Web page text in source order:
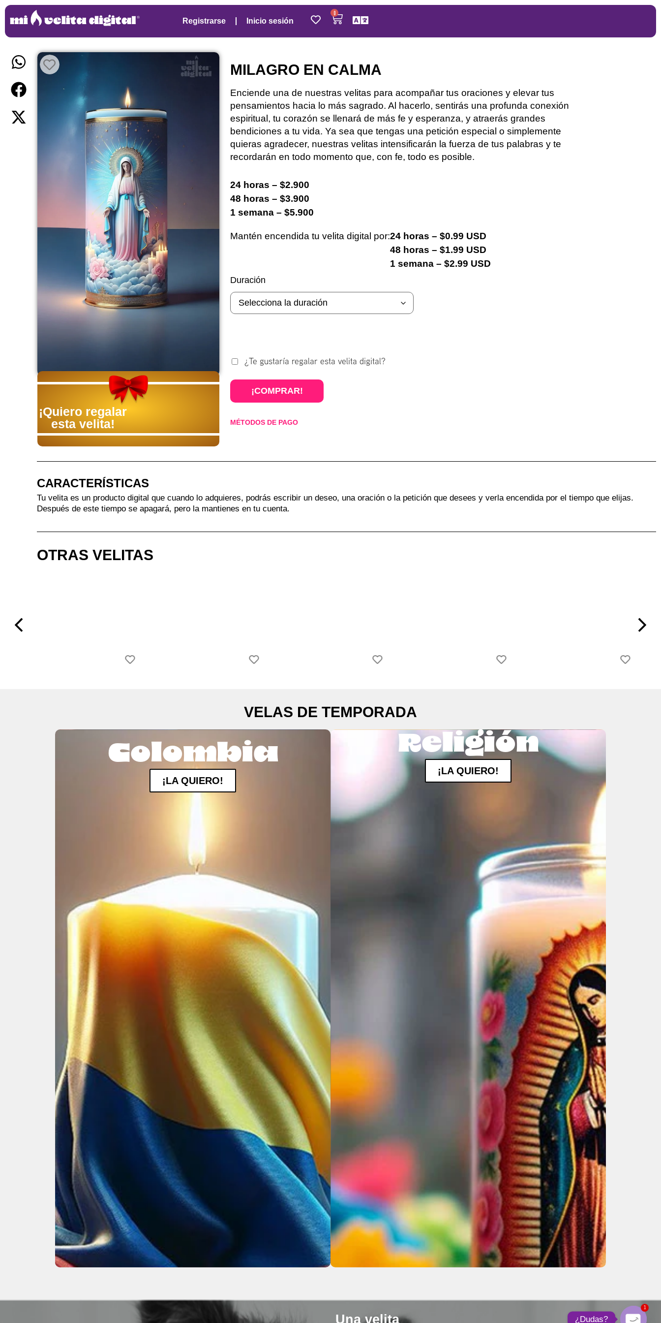
Registrarse Inicio sesión
0
¡Quiero regalar
esta velita!
MILAGRO EN CALMA
Enciende una de nuestras velitas para acompañar tus oraciones y elevar tus
pensamientos hacia lo más sagrado. Al hacerlo, sentirás una profunda conexión
espiritual, tu corazón se llenará de más fe y esperanza, y atraerás grandes
bendiciones a tu vida. Ya sea que tengas una petición especial o simplemente
quieras agradecer, nuestras velitas intensificarán la fuerza de tus palabras y te
recordarán en todo momento que, con fe, todo es posible.
24 horas – $2.900
48 horas – $3.900
1 semana – $5.900
Mantén encendida tu velita digital por:24 horas – $0.99 USD
48 horas – $1.99 USD
1 semana – $2.99 USD
Duración
¿Te gustaría regalar esta velita digital?
¡COMPRAR!
MÉTODOS DE PAGO
CARACTERÍSTICAS
Tu velita es un producto digital que cuando lo adquieres, podrás escribir un deseo, una oración o la petición que desees y verla encendida por el tiempo que elijas.
Después de este tiempo se apagará, pero la mantienes en tu cuenta.
OTRAS VELITAS
VELAS DE TEMPORADA
Colombia
¡LA QUIERO!
Religión
¡LA QUIERO!
Una velita
¿Dudas?
1